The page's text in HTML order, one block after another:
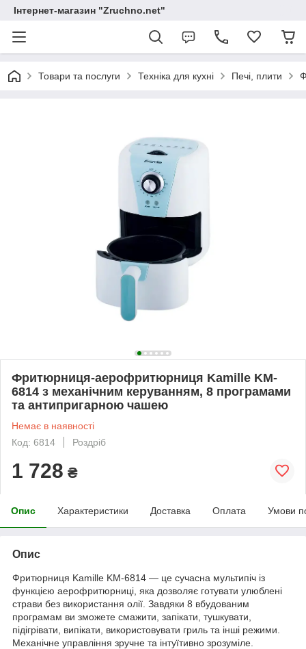
Інтернет-магазин "Zruchno.net"
Товари та послуги Техніка для кухні Печі, плити
Фритюрниця-аерофритюрниця Kamille KM-
6814 з механічним керуванням, 8 програмами
та антипригарною чашею
Немає в наявності
Код: 6814
Роздріб
1 728 ₴
Опис Характеристики Доставка Оплата Умови
Опис
Фритюрниця Kamille KM-6814 — це сучасна мультипіч із
функцією аерофритюрниці, яка дозволяє готувати улюблені
страви без використання олії. Завдяки 8 вбудованим
програмам ви зможете смажити, запікати, тушкувати,
підігрівати, випікати, використовувати гриль та інші режими.
Механічне управління зручне та інтуїтивно зрозуміле.